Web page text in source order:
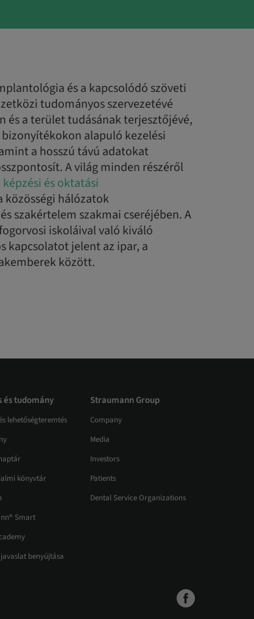
és a kapcsolódó szöveti
tudományos szervezetévé
és a terület tudásának terjesztőjévé,
alapuló kezelési
a hosszú távú adatokat
A világ minden részéről
képzési és oktatási
közösségi hálózatok
szakértelem szakmai cseréjében. A
iskoláival való kiváló
kapcsolatot jelent az ipar, a
között.
és tudomány
lehetőségteremtés
könyvtár
Smart
benyújtása
Straumann Group
Company
Media
Investors
Patients
Dental Service Organizations